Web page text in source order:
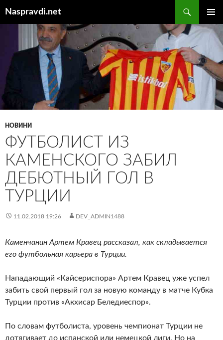
Naspravdi.net
МЕНЮ
НОВИНИ
ФУТБОЛИСТ ИЗ
КАМЕНСКОГО ЗАБИЛ
ДЕБЮТНЫЙ ГОЛ В
ТУРЦИИ
11.02.2018 19:26 DEV_ADMIN1488
Каменчанин Артем Кравец рассказал, как складывается
его футбольная карьера в Турции.
Нападающий «Кайсериспора» Артем Кравец уже успел
забить свой первый гол за новую команду в матче Кубка
Турции против «Акхисар Беледиеспор».
По словам футболиста, уровень чемпионат Турции не
дотягивает до испанской или немецкой лиги. Но на